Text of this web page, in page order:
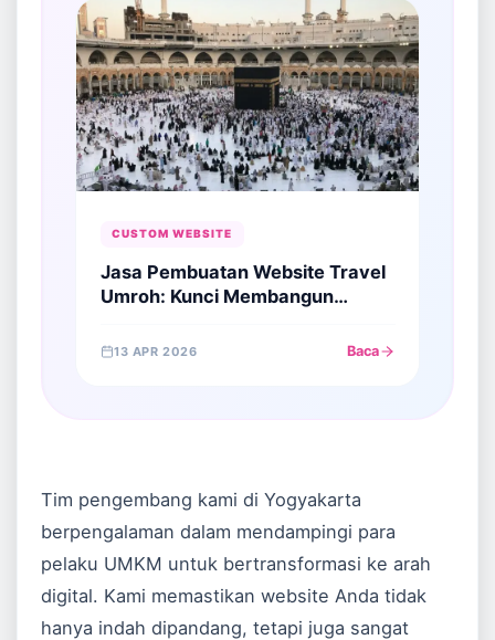
CUSTOM WEBSITE
Jasa Pembuatan Website Travel
Umroh: Kunci Membangun
13 APR 2026 Baca
Tim pengembang kami di Yogyakarta
berpengalaman dalam mendampingi para
pelaku UMKM untuk bertransformasi ke arah
digital. Kami memastikan website Anda tidak
hanya indah dipandang, tetapi juga sangat